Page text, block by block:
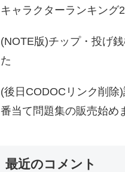
キャラクターランキング
(NOTE版)チップ・投げ
た
(後日CODOCリンク削除
番当て問題集の販売始め
最近のコメント